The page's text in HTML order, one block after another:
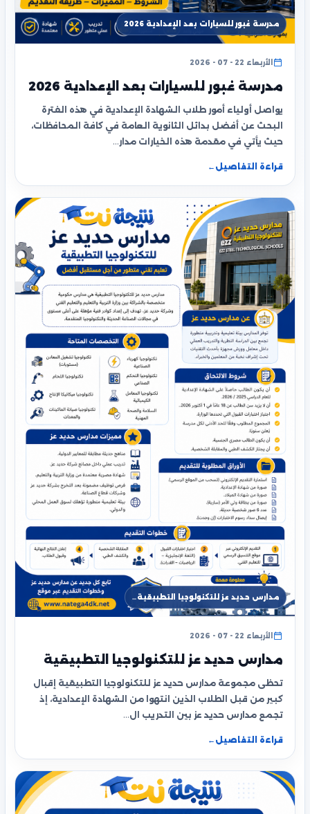
مدرسة غبور للسيارات بعد الإعدادية 2026
الأربعاء 22 - 07 - 2026
مدرسة غبور للسيارات بعد الإعدادية 2026
يواصل أولياء أمور طلاب الشهادة الإعدادية في هذه الفترة
البحث عن أفضل بدائل الثانوية العامة في كافة المحافظات،
حيث يأتي في مقدمة هذه الخيارات مدار…
قراءة التفاصيل ←
مدارس حديد عز للتكنولوجيا التطبيقية…
الأربعاء 22 - 07 - 2026
مدارس حديد عز للتكنولوجيا التطبيقية
تحظى مجموعة مدارس حديد عز للتكنولوجيا التطبيقية إقبال
كبير من قبل الطلاب الذين انتهوا من الشهادة الإعدادية، إذ
تجمع مدارس حديد عز بين التدريب ال…
قراءة التفاصيل ←